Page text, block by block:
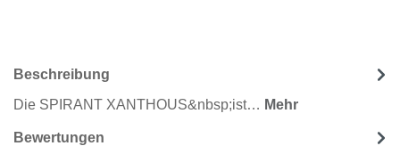
Beschreibung
Die SPIRANT XANTHOUS&nbsp;ist… Mehr
Bewertungen